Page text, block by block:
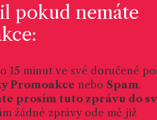
pokud nemáte
15 minut ve své doručené
Promoakce nebo Spam.
prosím tuto zprávu do
žádné zprávy ode mě již